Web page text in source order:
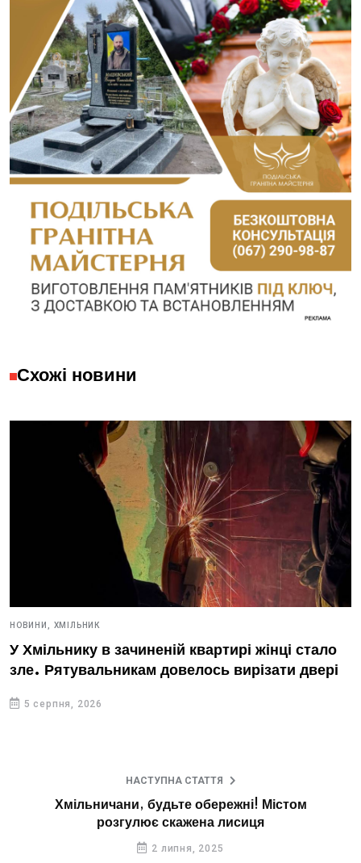
Схожі новини
НОВИНИ, ХМІЛЬНИК
У Хмільнику в зачиненій квартирі жінці стало
зле. Рятувальникам довелось вирізати двері
5 серпня, 2026
НАСТУПНА СТАТТЯ
Хмільничани, будьте обережні! Містом
розгулює скажена лисиця
2 липня, 2025